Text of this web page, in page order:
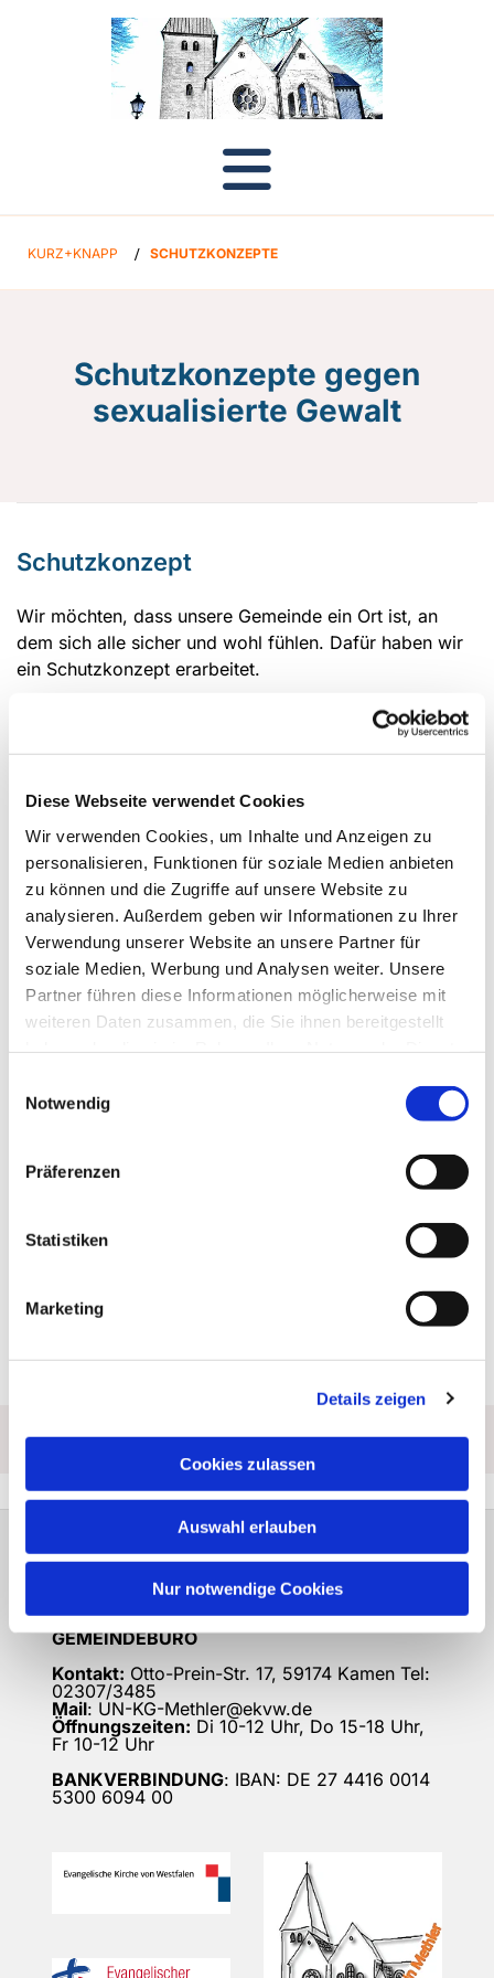
Diese Webseite verwendet Cookies
Wir verwenden Cookies, um Inhalte und Anzeigen zu
personalisieren, Funktionen für soziale Medien anbieten
zu können und die Zugriffe auf unsere Website zu
analysieren. Außerdem geben wir Informationen zu Ihrer
Verwendung unserer Website an unsere Partner für
soziale Medien, Werbung und Analysen weiter. Unsere
Partner führen diese Informationen möglicherweise mit
weiteren Daten zusammen, die Sie ihnen bereitgestellt
Notwendig
Präferenzen
Statistiken
Marketing
Details zeigen
Cookies zulassen
Auswahl erlauben
Nur notwendige Cookies
KURZ+KNAPP / SCHUTZKONZEPTE
Schutzkonzepte gegen
sexualisierte Gewalt
Schutzkonzept
Wir möchten, dass unsere Gemeinde ein Ort ist, an
dem sich alle sicher und wohl fühlen. Dafür haben wir
ein Schutzkonzept erarbeitet.
einzelne Veranstaltungen.
Für Veranstaltungen in der Gemeinde haben wir
spzififische Schutzkonzepte, die Sie hier einsehen
können.
Bitte klicken Sie auf das entsprechende
Veranstaltungsbild.
Can't find your question? Call us now:02307/3485
Ev.-Luth. Kirchengemeinde
GEMEINDEBÜRO
Kontakt: Otto-Prein-Str. 17, 59174 Kamen Tel:
02307/3485
Mail: UN-KG-Methler@ekvw.de
Öffnungszeiten: Di 10-12 Uhr, Do 15-18 Uhr,
Fr 10-12 Uhr
BANKVERBINDUNG: IBAN: DE 27 4416 0014
5300 6094 00